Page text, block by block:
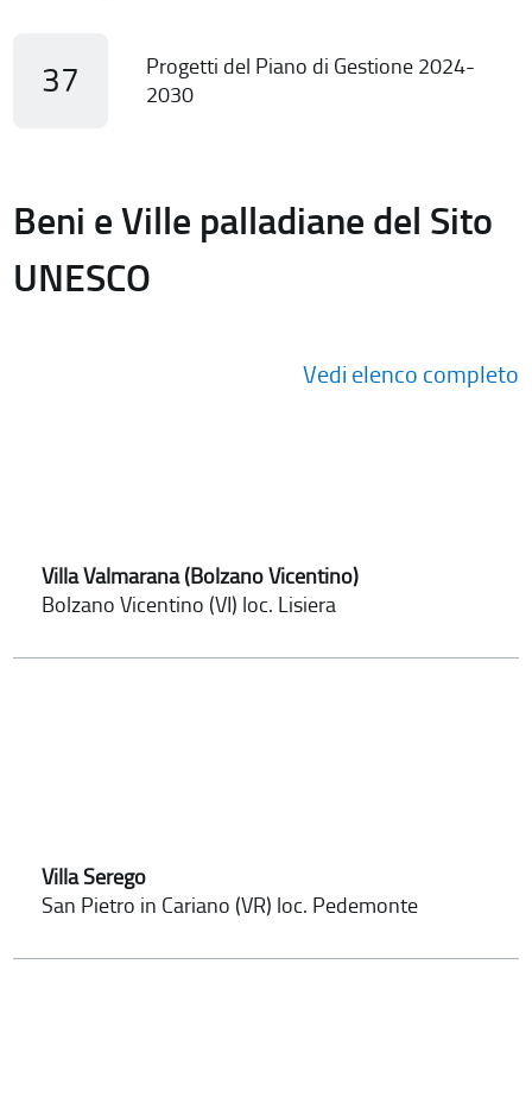
37
Progetti del Piano di Gestione 2024-
2030
Beni e Ville palladiane del Sito
UNESCO
Vedi elenco completo
Villa Valmarana (Bolzano Vicentino)
Bolzano Vicentino (VI) loc. Lisiera
Villa Serego
San Pietro in Cariano (VR) loc. Pedemonte